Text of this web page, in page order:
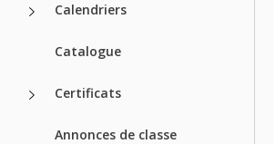
Calendriers
Catalogue
Certificats
Annonces de classe